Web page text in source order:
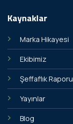
Kaynaklar
Marka Hikayesi
Ekibimiz
Şeffaflık Raporu
Yayınlar
Blog